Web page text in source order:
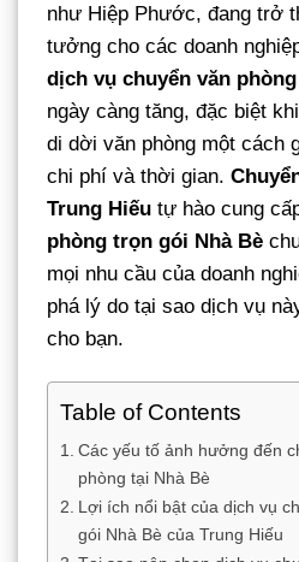
như Hiệp Phước, đang trở
tưởng cho các doanh
dịch vụ chuyển văn
ngày càng tăng, đặc biệt
di dời văn phòng một cách
chi phí và thời gian.
Trung Hiếu tự hào cung
phòng trọn gói Nhà Bè
mọi nhu cầu của doanh
phá lý do tại sao dịch vụ
cho bạn.
Table of Contents
Các yếu tố ảnh hưởng đến
phòng tại Nhà Bè
Lợi ích nổi bật của dịch vụ
gói Nhà Bè của Trung Hiếu